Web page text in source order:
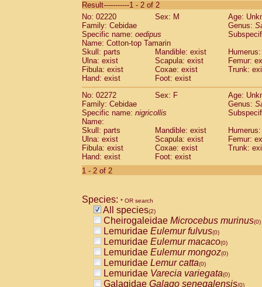
CebidaeSaguinus labiatus(0)
Cebidae Saguinus leucopus (0)
Cebidae
CebidaeSaguinus mystax
Cebidae Saguinus nigricollis (1)
Cebidae Saguinus oedipus
Cebidae Saguinus weddelli
Cebidae Saguinusspp.
Cebidae Aotus trivirgatus
Cebidae
CebidaeCebus apella
Cebidae
Cebidae Cebus nigrivittatus
Cebidae Cebusspp.(0)
Cebidae Saimiri boliviensis
CebidaeSaimiri sciureus(0)
AtelidaeAlouatta caraya(0)
Atelidae Alouatta seniculus
AtelidaeAlouatta
AtelidaeAteles belzebuth(0)
AtelidaeAteles geoffroyi(0)
AtelidaeAteles paniscus(0)
AtelidaeAtelesspp. (0)
AtelidaeLagothrix lagothricha
AtelidaeLagothrix lagothricha cana
PitheciidaeCacajao calvus
Result-----------1 - 2 of 2
No: 02220
Sex: M
Age:
Family: Cebidae
Genus:
Specific name: oedipus
Name: Cotton-top Tamarin
Skull: parts
Mandible: exist
Ulna: exist
Scapula: exist
Femur:
Fibula: exist
Coxae: exist
Trunk:
Hand: exist
Foot: exist
No: 02272
Sex: F
Age:
Family: Cebidae
Genus:
Specific name: nigricollis
Name:
Skull: parts
Mandible: exist
Ulna: exist
Scapula: exist
Femur:
Fibula: exist
Coxae: exist
Trunk:
Hand: exist
Foot: exist
1 - 2 of 2
Species: * OR search
All species(2)
Cheirogaleidae Microcebus murinus(0)
Lemuridae Eulemur fulvus(0)
Lemuridae Eulemur macaco(0)
Lemuridae Eulemur mongoz(0)
Lemuridae Lemur catta(0)
Lemuridae Varecia variegata(0)
Galagidae Galago senegalensis(0)